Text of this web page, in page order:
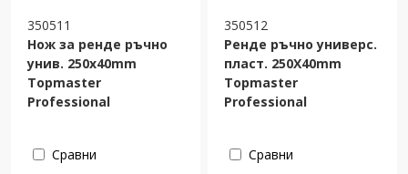
350511
Нож за ренде ръчно
унив. 250x40mm
Topmaster
Professional
Сравни
350512
Ренде ръчно универс.
пласт. 250X40mm
Topmaster
Professional
Сравни